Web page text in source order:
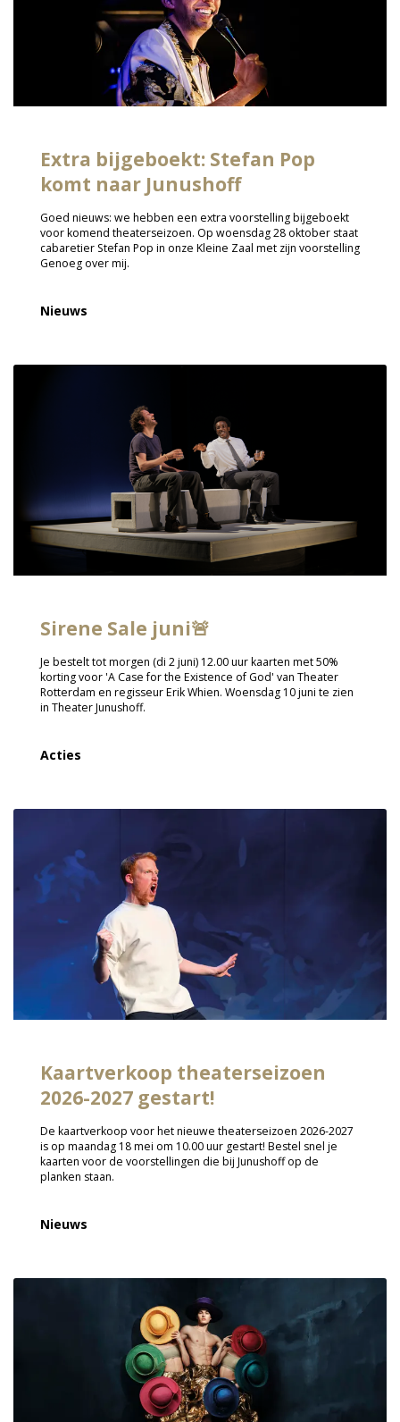
Extra bijgeboekt: Stefan Pop
komt naar Junushoff
Goed nieuws: we hebben een extra voorstelling bijgeboekt
voor komend theaterseizoen. Op woensdag 28 oktober staat
cabaretier Stefan Pop in onze Kleine Zaal met zijn voorstelling
Genoeg over mij.
Nieuws
Sirene Sale juni🚨
Je bestelt tot morgen (di 2 juni) 12.00 uur kaarten met 50%
korting voor 'A Case for the Existence of God' van Theater
Rotterdam en regisseur Erik Whien. Woensdag 10 juni te zien
in Theater Junushoff.
Acties
Kaartverkoop theaterseizoen
2026-2027 gestart!
De kaartverkoop voor het nieuwe theaterseizoen 2026-2027
is op maandag 18 mei om 10.00 uur gestart! Bestel snel je
kaarten voor de voorstellingen die bij Junushoff op de
planken staan.
Nieuws